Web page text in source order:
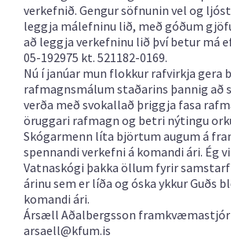
verkefnið. Gengur söfnunin vel og
leggja málefninu lið, með góðum
að leggja verkefninu lið því betur má
05-192975 kt. 521182-0169.
Nú í janúar mun flokkur rafvirkja gera
rafmagnsmálum staðarins þannig að
verða með svokallað þriggja fasa
öruggari rafmagn og betri nýtingu
Skógarmenn líta björtum augum á
spennandi verkefni á komandi ári. Ég
Vatnaskógi þakka öllum fyrir
árinu sem er líða og óska ykkur Guðs
komandi ári.
Ársæll Aðalbergsson
arsaell@kfum.is